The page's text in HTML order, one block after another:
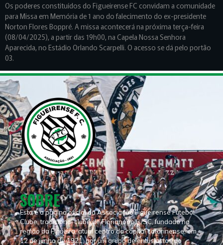
Os poderes constituídos do Figueirense FC convidam a comunidade
para Missa em Memória de 1 ano do falecimento do ex-presidente
Norton Flores Boppré. A missa acontecerá na próxima terça-feira
(08/04/2025), a partir das 19h00, na Capela Nossa Senhora
Aparecida, no Estádio Orlando Scarpelli. O acesso se dá pelo portão
03.
SOBRE
Esta é a página oficial da Associação Figueirense Futebol
Clube, tradicional clube de Florianópolis/SC, fundado na
região da Figueira, atual centro da capital catarinense, em
12 de junho de 1921, por um grupo de entusiastas do